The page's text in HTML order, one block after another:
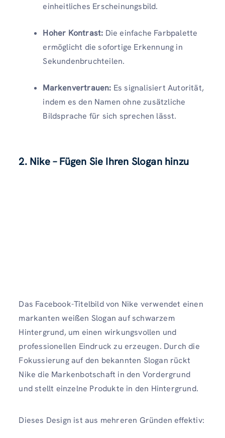
einheitliches Erscheinungsbild.
Hoher Kontrast: Die einfache Farbpalette
ermöglicht die sofortige Erkennung in
Sekundenbruchteilen.
Markenvertrauen: Es signalisiert Autorität,
indem es den Namen ohne zusätzliche
Bildsprache für sich sprechen lässt.
2. Nike – Fügen Sie Ihren Slogan hinzu
Das Facebook-Titelbild von Nike verwendet einen
markanten weißen Slogan auf schwarzem
Hintergrund, um einen wirkungsvollen und
professionellen Eindruck zu erzeugen. Durch die
Fokussierung auf den bekannten Slogan rückt
Nike die Markenbotschaft in den Vordergrund
und stellt einzelne Produkte in den Hintergrund.
Dieses Design ist aus mehreren Gründen effektiv: